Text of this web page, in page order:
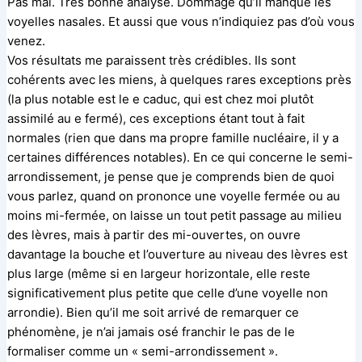
voyelles nasales. Et aussi que vous n’indiquiez pas d’où vous
venez.
Vos résultats me paraissent très crédibles. Ils sont
cohérents avec les miens, à quelques rares exceptions près
(la plus notable est le e caduc, qui est chez moi plutôt
assimilé au e fermé), ces exceptions étant tout à fait
normales (rien que dans ma propre famille nucléaire, il y a
certaines différences notables). En ce qui concerne le semi-
arrondissement, je pense que je comprends bien de quoi
vous parlez, quand on prononce une voyelle fermée ou au
moins mi-fermée, on laisse un tout petit passage au milieu
des lèvres, mais à partir des mi-ouvertes, on ouvre
davantage la bouche et l’ouverture au niveau des lèvres est
plus large (même si en largeur horizontale, elle reste
significativement plus petite que celle d’une voyelle non
arrondie). Bien qu’il me soit arrivé de remarquer ce
phénomène, je n’ai jamais osé franchir le pas de le
formaliser comme un « semi-arrondissement ».